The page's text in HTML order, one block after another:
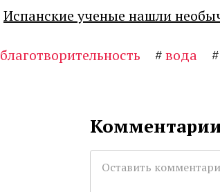
Испанские ученые нашли
благотворительность #вода #